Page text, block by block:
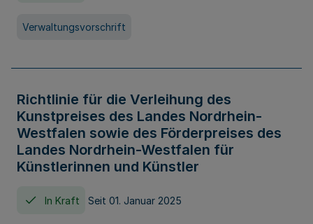
Verwaltungsvorschrift
Richtlinie für die Verleihung des
Kunstpreises des Landes Nordrhein-
Westfalen sowie des Förderpreises des
Landes Nordrhein-Westfalen für
Künstlerinnen und Künstler
In Kraft Seit 01. Januar 2025